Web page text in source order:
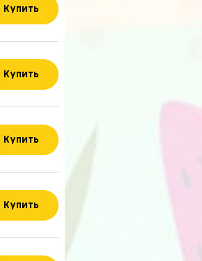
Купить
Купить
Купить
Купить